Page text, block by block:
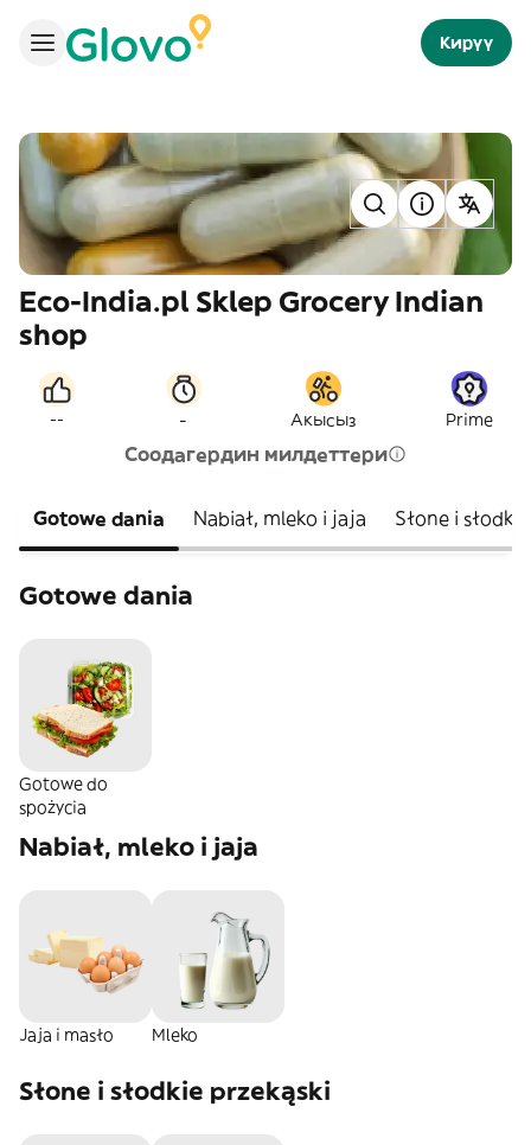
Кирүү
Eco-India.pl Sklep Grocery Indian
shop
-- - Акысыз Prime
Соодагердин милдеттери
Gotowe dania Nabiał, mleko i jaja Słone i
Gotowe dania
Gotowe do
spożycia
Nabiał, mleko i jaja
Jaja i masło Mleko
Słone i słodkie przekąski